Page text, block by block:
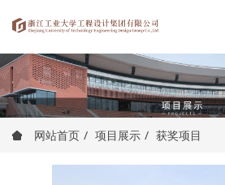
网站首页 项目展示 获奖项目